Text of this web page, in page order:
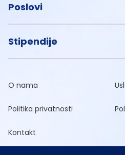
Poslovi
Stipendije
O nama
Politika privatnosti
Kontakt